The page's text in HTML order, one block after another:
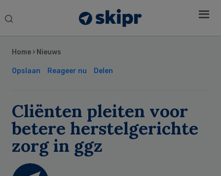
Search
Home › Nieuws
Opslaan Reageer nu Delen
Cliënten pleiten voor
betere herstelgerichte
zorg in ggz
Sidebar